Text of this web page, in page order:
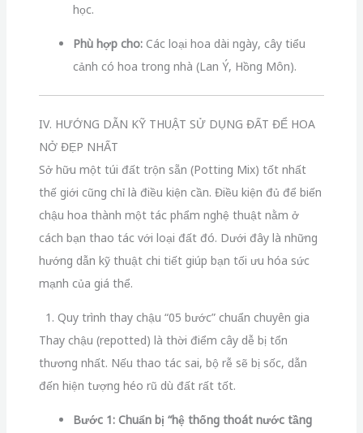
học.
Phù hợp cho:Các loại hoa dài ngày, cây tiểu
cảnh có hoa trong nhà (Lan Ý, Hồng Môn).
IV. HƯỚNG DẪN KỸ THUẬT SỬ DỤNG ĐẤT ĐỂ HOA
NỞ ĐẸP NHẤT
Sở hữu một túi đất trộn sẵn (Potting Mix) tốt nhất
thế giới cũng chỉ là điều kiện cần. Điều kiện đủ để biến
chậu hoa thành một tác phẩm nghệ thuật nằm ở
cách bạn thao tác với loại đất đó. Dưới đây là những
hướng dẫn kỹ thuật chi tiết giúp bạn tối ưu hóa sức
mạnh của giá thể.
1. Quy trình thay chậu “05 bước” chuẩn chuyên gia
Thay chậu (repotted) là thời điểm cây dễ bị tổn
thương nhất. Nếu thao tác sai, bộ rễ sẽ bị sốc, dẫn
đến hiện tượng héo rũ dù đất rất tốt.
Bước 1: Chuẩn bị “hệ thống thoát nước tầng